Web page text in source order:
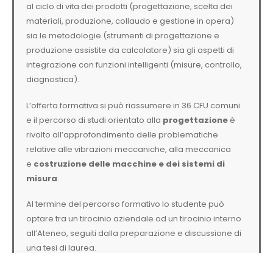
al ciclo di vita dei prodotti (progettazione, scelta dei
materiali, produzione, collaudo e gestione in opera)
sia le metodologie (strumenti di progettazione e
produzione assistite da calcolatore) sia gli aspetti di
integrazione con funzioni intelligenti (misure, controllo,
diagnostica).
L’offerta formativa si può riassumere in 36 CFU comuni
e il percorso di studi orientato alla progettazione è
rivolto all’approfondimento delle problematiche
relative alle vibrazioni meccaniche, alla meccanica
e costruzione delle macchine e dei sistemi di
misura.
Al termine del percorso formativo lo studente può
optare tra un tirocinio aziendale od un tirocinio interno
all’Ateneo, seguiti dalla preparazione e discussione di
una tesi di laurea.